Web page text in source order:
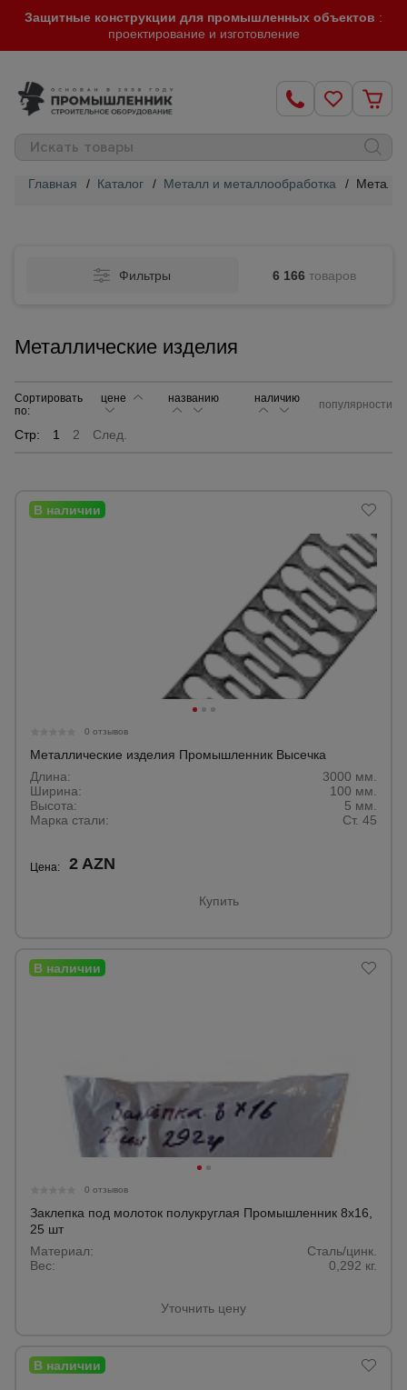
Защитные конструкции для промышленных объектов :
проектирование и изготовление
Главная / Каталог / Металл и металлообработка /
Фильтры 6 166 товаров
Металлические изделия
Сортировать
по:
цене названию наличию популярности
Стр: 1 2 След.
0 отзывов
Металлические изделия Промышленник Высечка
Длина:
3000 мм.
Ширина:
100 мм.
Высота:
5 мм.
Марка стали:
Ст. 45
Цена: 2 AZN
Купить
0 отзывов
Заклепка под молоток полукруглая Промышленник 8х16,
25 шт
Материал:
Сталь/цинк.
Вес:
0,292 кг.
Уточнить цену
Грузоподъемное
оборудование
Мусоропровод
Оборудование
для бетонных
работ
Техника
для
строительные
Каталог